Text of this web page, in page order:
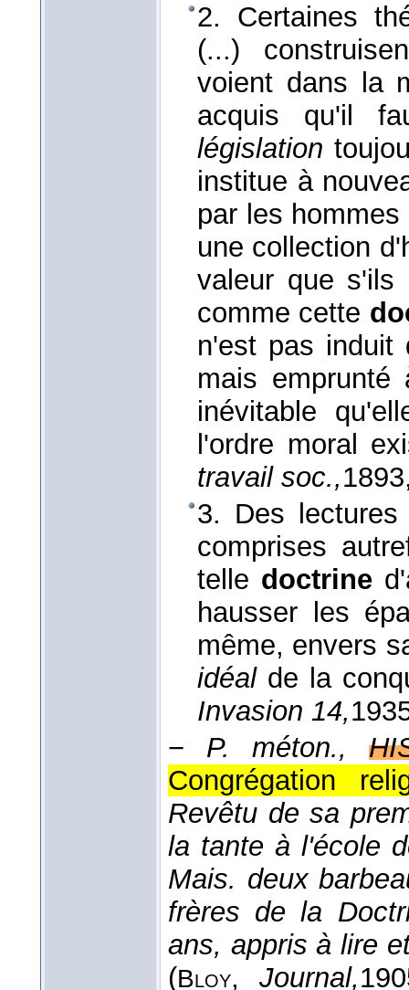
2. Certaines
(...)
voient dans la
acquis qu'il
législation
institue à
par les
une collection
valeur que
comme cette
n'est pas induit
mais
inévitable
l'ordre moral
travail soc.,1893
3. Des
comprises
telle doctrine
hausser les
même, envers
idéalde la
Invasion 14,
− P. méton.,
Congrégation
Revêtu de sa
la tante à l'école
Mais. deux
frères de la
ans, appris à lire
(Bloy, Journal,